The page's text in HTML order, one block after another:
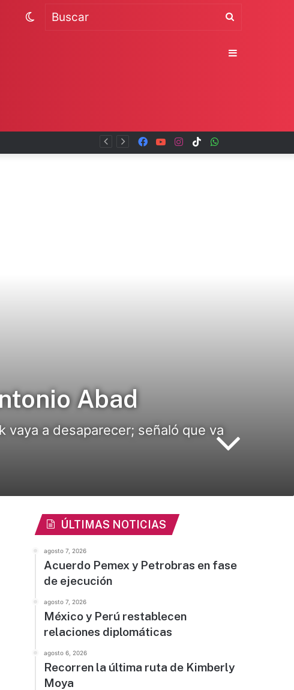
TikTok
Instagram
YouTube
Facebook
Buscar
Switch
Sidebar
Abad
vaya a desaparecer; señaló que va
ÚLTIMAS NOTICIAS
agosto 7, 2026
Acuerdo Pemex y Petrobras en fase
de ejecución
agosto 7, 2026
México y Perú restablecen
relaciones diplomáticas
agosto 6, 2026
Recorren la última ruta de Kimberly
Moya